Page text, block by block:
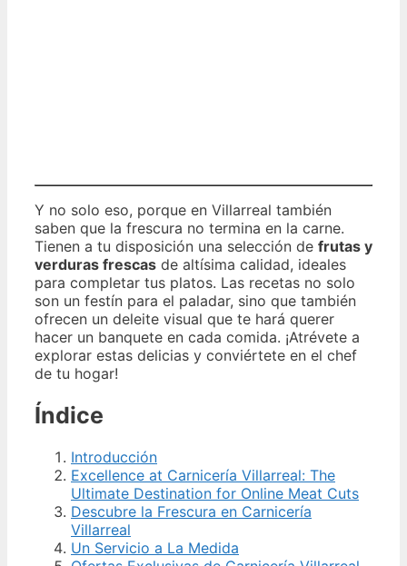
Y no solo eso, porque en Villarreal también
saben que la frescura no termina en la carne.
Tienen a tu disposición una selección de frutas y
verduras frescas de altísima calidad, ideales
para completar tus platos. Las recetas no solo
son un festín para el paladar, sino que también
ofrecen un deleite visual que te hará querer
hacer un banquete en cada comida. ¡Atrévete a
explorar estas delicias y conviértete en el chef
de tu hogar!
Índice
Introducción
Excellence at Carnicería Villarreal: The
Ultimate Destination for Online Meat Cuts
Descubre la Frescura en Carnicería
Villarreal
Un Servicio a La Medida